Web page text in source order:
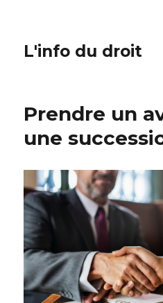
L'info du droit
Prendre un
une